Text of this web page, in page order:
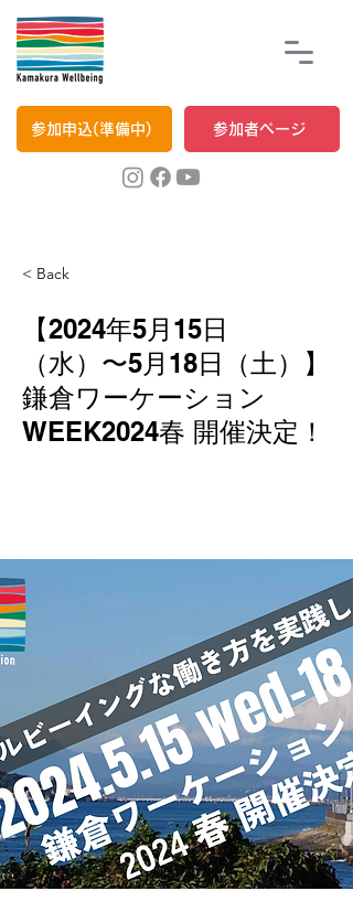
参加申込(準備中) 参加者ページ
< Back
【2024年5月15日
（水）〜5月18日（土）】
鎌倉ワーケーション
WEEK2024春 開催決定！